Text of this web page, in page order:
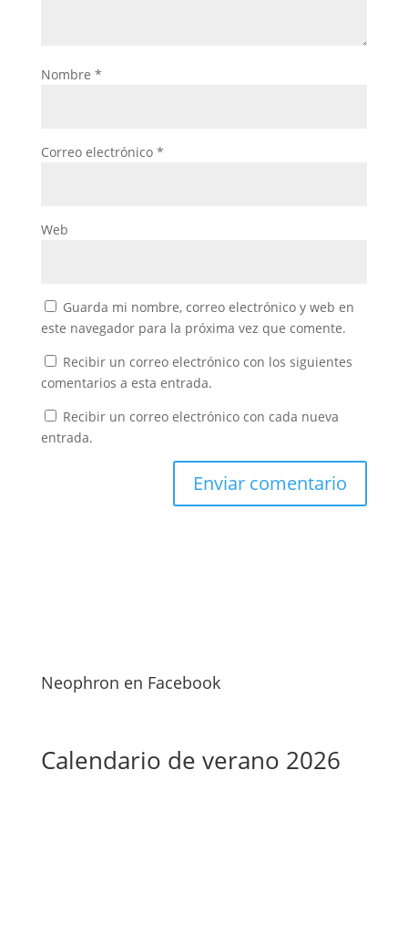
Nombre *
Correo electrónico *
Web
Guarda mi nombre, correo electrónico y web en
este navegador para la próxima vez que comente.
Recibir un correo electrónico con los siguientes
comentarios a esta entrada.
Recibir un correo electrónico con cada nueva
entrada.
Neophron en Facebook
Calendario de verano 2026